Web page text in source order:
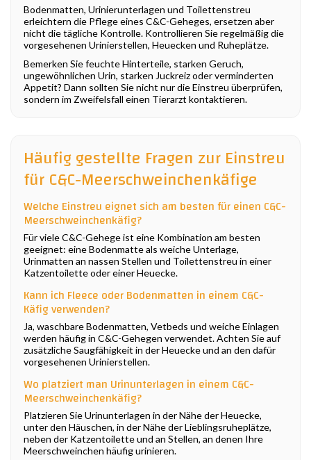
Bodenmatten, Urinierunterlagen und Toilettenstreu
erleichtern die Pflege eines C&C-Geheges, ersetzen aber
nicht die tägliche Kontrolle. Kontrollieren Sie regelmäßig die
vorgesehenen Urinierstellen, Heuecken und Ruheplätze.
Bemerken Sie feuchte Hinterteile, starken Geruch,
ungewöhnlichen Urin, starken Juckreiz oder verminderten
Appetit? Dann sollten Sie nicht nur die Einstreu überprüfen,
sondern im Zweifelsfall einen Tierarzt kontaktieren.
Häufig gestellte Fragen zur Einstreu
für C&C-Meerschweinchenkäfige
Welche Einstreu eignet sich am besten für einen C&C-
Meerschweinchenkäfig?
Für viele C&C-Gehege ist eine Kombination am besten
geeignet: eine Bodenmatte als weiche Unterlage,
Urinmatten an nassen Stellen und Toilettenstreu in einer
Katzentoilette oder einer Heuecke.
Kann ich Fleece oder Bodenmatten in einem C&C-
Käfig verwenden?
Ja, waschbare Bodenmatten, Vetbeds und weiche Einlagen
werden häufig in C&C-Gehegen verwendet. Achten Sie auf
zusätzliche Saugfähigkeit in der Heuecke und an den dafür
vorgesehenen Urinierstellen.
Wo platziert man Urinunterlagen in einem C&C-
Meerschweinchenkäfig?
Platzieren Sie Urinunterlagen in der Nähe der Heuecke,
unter den Häuschen, in der Nähe der Lieblingsruheplätze,
neben der Katzentoilette und an Stellen, an denen Ihre
Meerschweinchen häufig urinieren.